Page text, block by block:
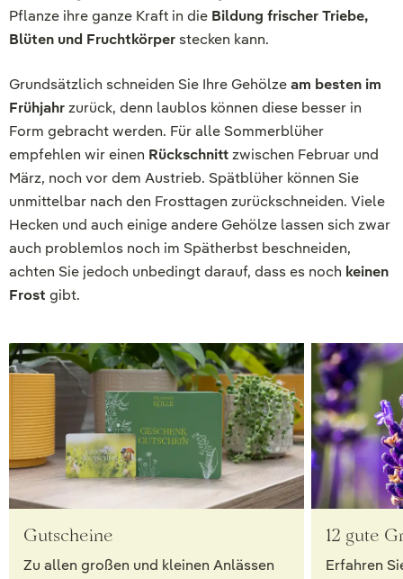
Pflanze ihre ganze Kraft in die Bildung frischer Triebe,
Blüten und Fruchtkörperstecken kann.
Grundsätzlich schneiden Sie Ihre Gehölzeam besten im
Frühjahrzurück, denn laublos können diese besser in
Form gebracht werden. Für alle Sommerblüher
empfehlen wir einen Rückschnittzwischen Februar und
März, noch vor dem Austrieb. Spätblüher können Sie
unmittelbar nach den Frosttagen zurückschneiden. Viele
Hecken und auch einige andere Gehölze lassen sich zwar
auch problemlos noch im Spätherbst beschneiden,
achten Sie jedoch unbedingt darauf, dass es noch keinen
Frost gibt.
Gutscheine
Zu allen großen und kleinen Anlässen
12 gute
Erfahren